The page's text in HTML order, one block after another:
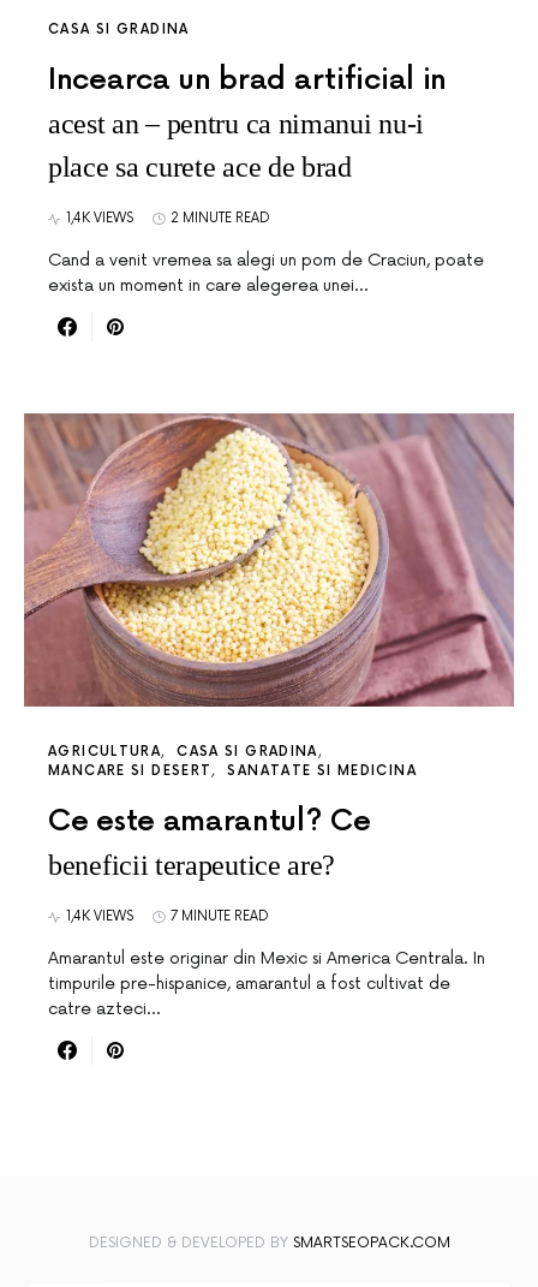
CASA SI GRADINA
Incearca un brad artificial in
acest an – pentru ca nimanui nu-i
place sa curete ace de brad
1,4K VIEWS 2 MINUTE READ
Cand a venit vremea sa alegi un pom de Craciun, poate
exista un moment in care alegerea unei…
AGRICULTURA
CASA SI GRADINA
MANCARE SI DESERT
SANATATE SI MEDICINA
Ce este amarantul? Ce
beneficii terapeutice are?
1,4K VIEWS 7 MINUTE READ
Amarantul este originar din Mexic si America Centrala. In
timpurile pre-hispanice, amarantul a fost cultivat de
catre azteci…
DESIGNED & DEVELOPED BY SMARTSEOPACK.COM